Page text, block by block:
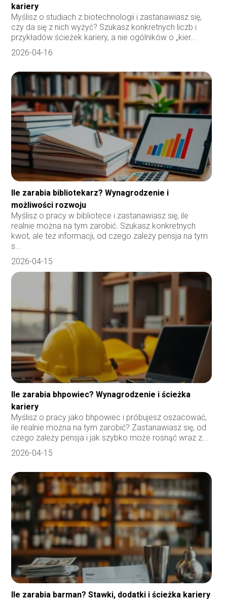
kariery
Myślisz o studiach z biotechnologii i zastanawiasz się,
czy da się z nich wyżyć? Szukasz konkretnych liczb i
przykładów ścieżek kariery, a nie ogólników o „kier...
2026-04-16
Ile zarabia bibliotekarz? Wynagrodzenie i
możliwości rozwoju
Myślisz o pracy w bibliotece i zastanawiasz się, ile
realnie można na tym zarobić. Szukasz konkretnych
kwot, ale też informacji, od czego zależy pensja na tym
s...
2026-04-15
Ile zarabia bhpowiec? Wynagrodzenie i ścieżka
kariery
Myślisz o pracy jako bhpowiec i próbujesz oszacować,
ile realnie można na tym zarobić? Zastanawiasz się, od
czego zależy pensja i jak szybko może rosnąć wraz z...
2026-04-15
Ile zarabia barman? Stawki, dodatki i ścieżka kariery